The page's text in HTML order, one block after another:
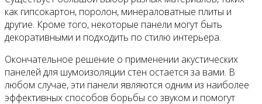
как гипсокартон, поролон, минераловатные плиты и
другие. Кроме того, некоторые панели могут быть
декоративными и подходить по стилю интерьера.
Окончательное решение о применении акустических
панелей для шумоизоляции стен остается за вами. В
любом случае, эти панели являются одним из наиболее
эффективных способов борьбы со звуком и помогут